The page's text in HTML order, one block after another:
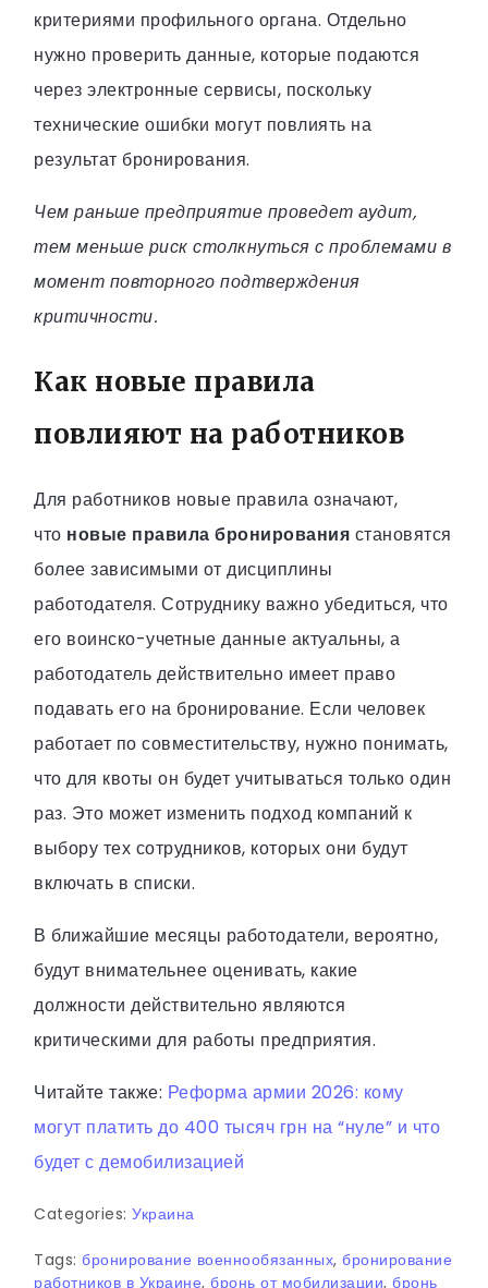
критериями профильного органа. Отдельно
нужно проверить данные, которые подаются
через электронные сервисы, поскольку
технические ошибки могут повлиять на
результат бронирования.
Чем раньше предприятие проведет аудит,
тем меньше риск столкнуться с проблемами в
момент повторного подтверждения
критичности.
Как новые правила
повлияют на работников
Для работников новые правила означают,
что новые правила бронирования становятся
более зависимыми от дисциплины
работодателя. Сотруднику важно убедиться, что
его воинско-учетные данные актуальны, а
работодатель действительно имеет право
подавать его на бронирование. Если человек
работает по совместительству, нужно понимать,
что для квоты он будет учитываться только один
раз. Это может изменить подход компаний к
выбору тех сотрудников, которых они будут
включать в списки.
В ближайшие месяцы работодатели, вероятно,
будут внимательнее оценивать, какие
должности действительно являются
критическими для работы предприятия.
Читайте также: Реформа армии 2026: кому
могут платить до 400 тысяч грн на “нуле” и что
будет с демобилизацией
Categories: Украина
Tags: бронирование военнообязанных, бронирование
работников в Украине, бронь от мобилизации, бронь